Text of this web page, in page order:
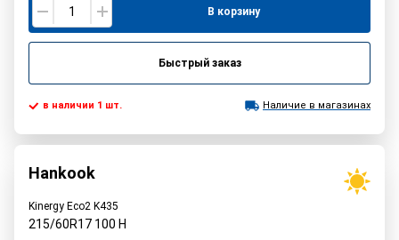
В корзину
Быстрый заказ
в наличии 1 шт. Наличие в магазинах
Hankook
Kinergy Eco2 K435
215/60R17 100 H